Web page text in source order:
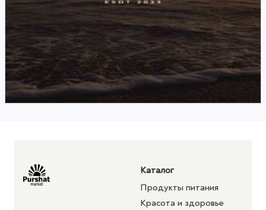
Каталог
Продукты питания
Красота и здоровье